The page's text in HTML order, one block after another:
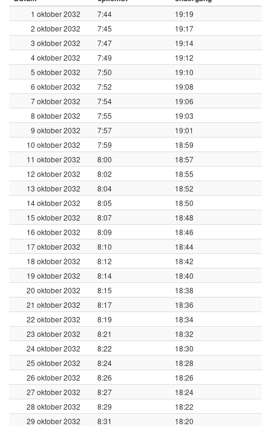
1 oktober 2032 7:44
19:19
2 oktober 2032
7:45
19:17
3 oktober 2032
7:47
19:14
4 oktober 2032
7:49
19:12
5 oktober 2032
7:50
19:10
6 oktober 2032
7:52
19:08
7 oktober 2032
7:54
19:06
8 oktober 2032
7:55
19:03
9 oktober 2032
7:57
19:01
10 oktober 2032
7:59
18:59
11 oktober 2032
8:00
18:57
12 oktober 2032
8:02
18:55
13 oktober 2032
8:04
18:52
14 oktober 2032
8:05
18:50
15 oktober 2032
8:07
18:48
16 oktober 2032
8:09
18:46
17 oktober 2032
8:10
18:44
18 oktober 2032
8:12
18:42
19 oktober 2032
8:14
18:40
20 oktober 2032
8:15
18:38
21 oktober 2032
8:17
18:36
22 oktober 2032
8:19
18:34
23 oktober 2032
8:21
18:32
24 oktober 2032
8:22
18:30
25 oktober 2032
8:24
18:28
26 oktober 2032
8:26
18:26
27 oktober 2032
8:27
18:24
28 oktober 2032
8:29
18:22
29 oktober 2032
8:31
18:20